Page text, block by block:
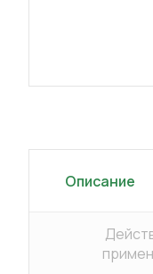
Описание